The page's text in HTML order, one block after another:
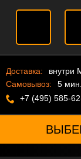
Доставка:
внутри
Самовывоз:
5
+7 (495) 585-